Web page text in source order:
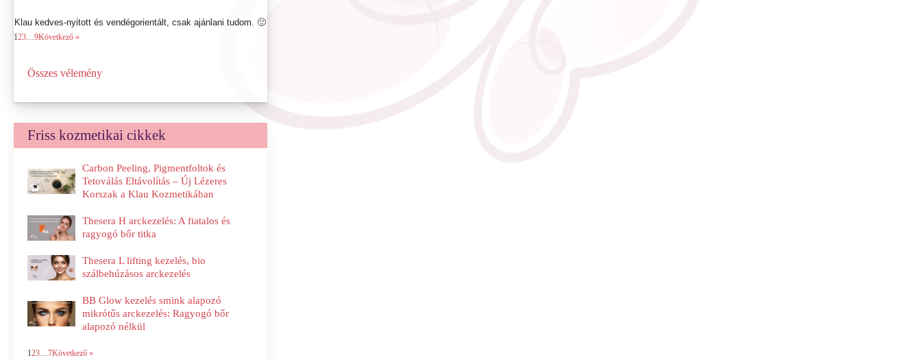
Klau kedves-nyitott és vendégorientált, csak ajánlani tudom. 🙂
123…9Következő »
Összes vélemény
Friss kozmetikai cikkek
Carbon Peeling, Pigmentfoltok és
Tetoválás Eltávolítás – Új Lézeres
Korszak a Klau Kozmetikában
Thesera H arckezelés: A fiatalos és
ragyogó bőr titka
Thesera L lifting kezelés, bio
szálbehúzásos arckezelés
BB Glow kezelés smink alapozó
mikrótűs arckezelés: Ragyogó bőr
alapozó nélkül
123…7Következő »